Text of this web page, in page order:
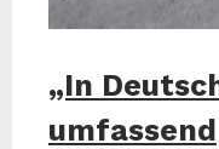
„In
umfassend